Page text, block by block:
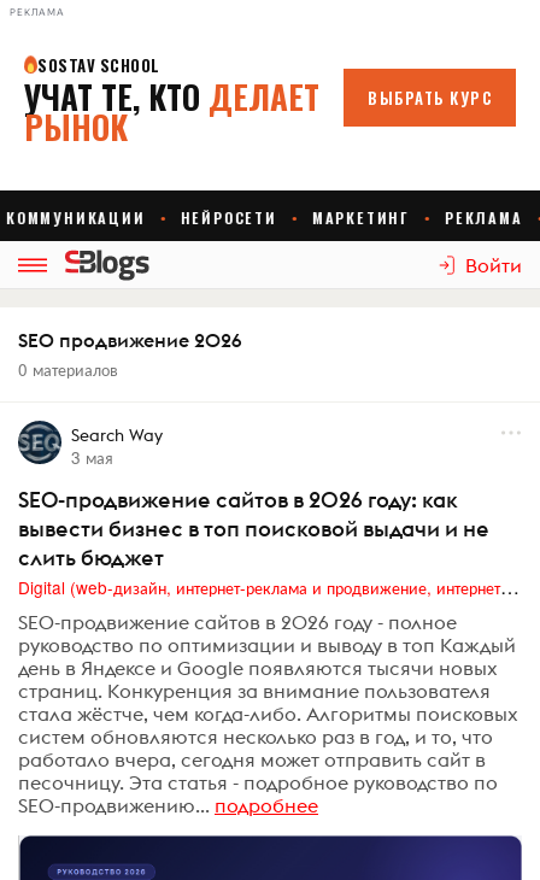
РЕКЛАМА
Войти
SEO продвижение 2026
0 материалов
Search Way
3 мая
SEO-продвижение сайтов в 2026 году: как
вывести бизнес в топ поисковой выдачи и не
слить бюджет
Digital (web-дизайн, интернет-реклама и продвижение, интернет-сообщества и блоги, интернет-коммуникации, мобильный маркетинг, реклама на цифровых экранах)
SEO-продвижение сайтов в 2026 году - полное
руководство по оптимизации и выводу в топ Каждый
день в Яндексе и Google появляются тысячи новых
страниц. Конкуренция за внимание пользователя
стала жёстче, чем когда-либо. Алгоритмы поисковых
систем обновляются несколько раз в год, и то, что
работало вчера, сегодня может отправить сайт в
песочницу. Эта статья - подробное руководство по
SEO-продвижению... подробнее